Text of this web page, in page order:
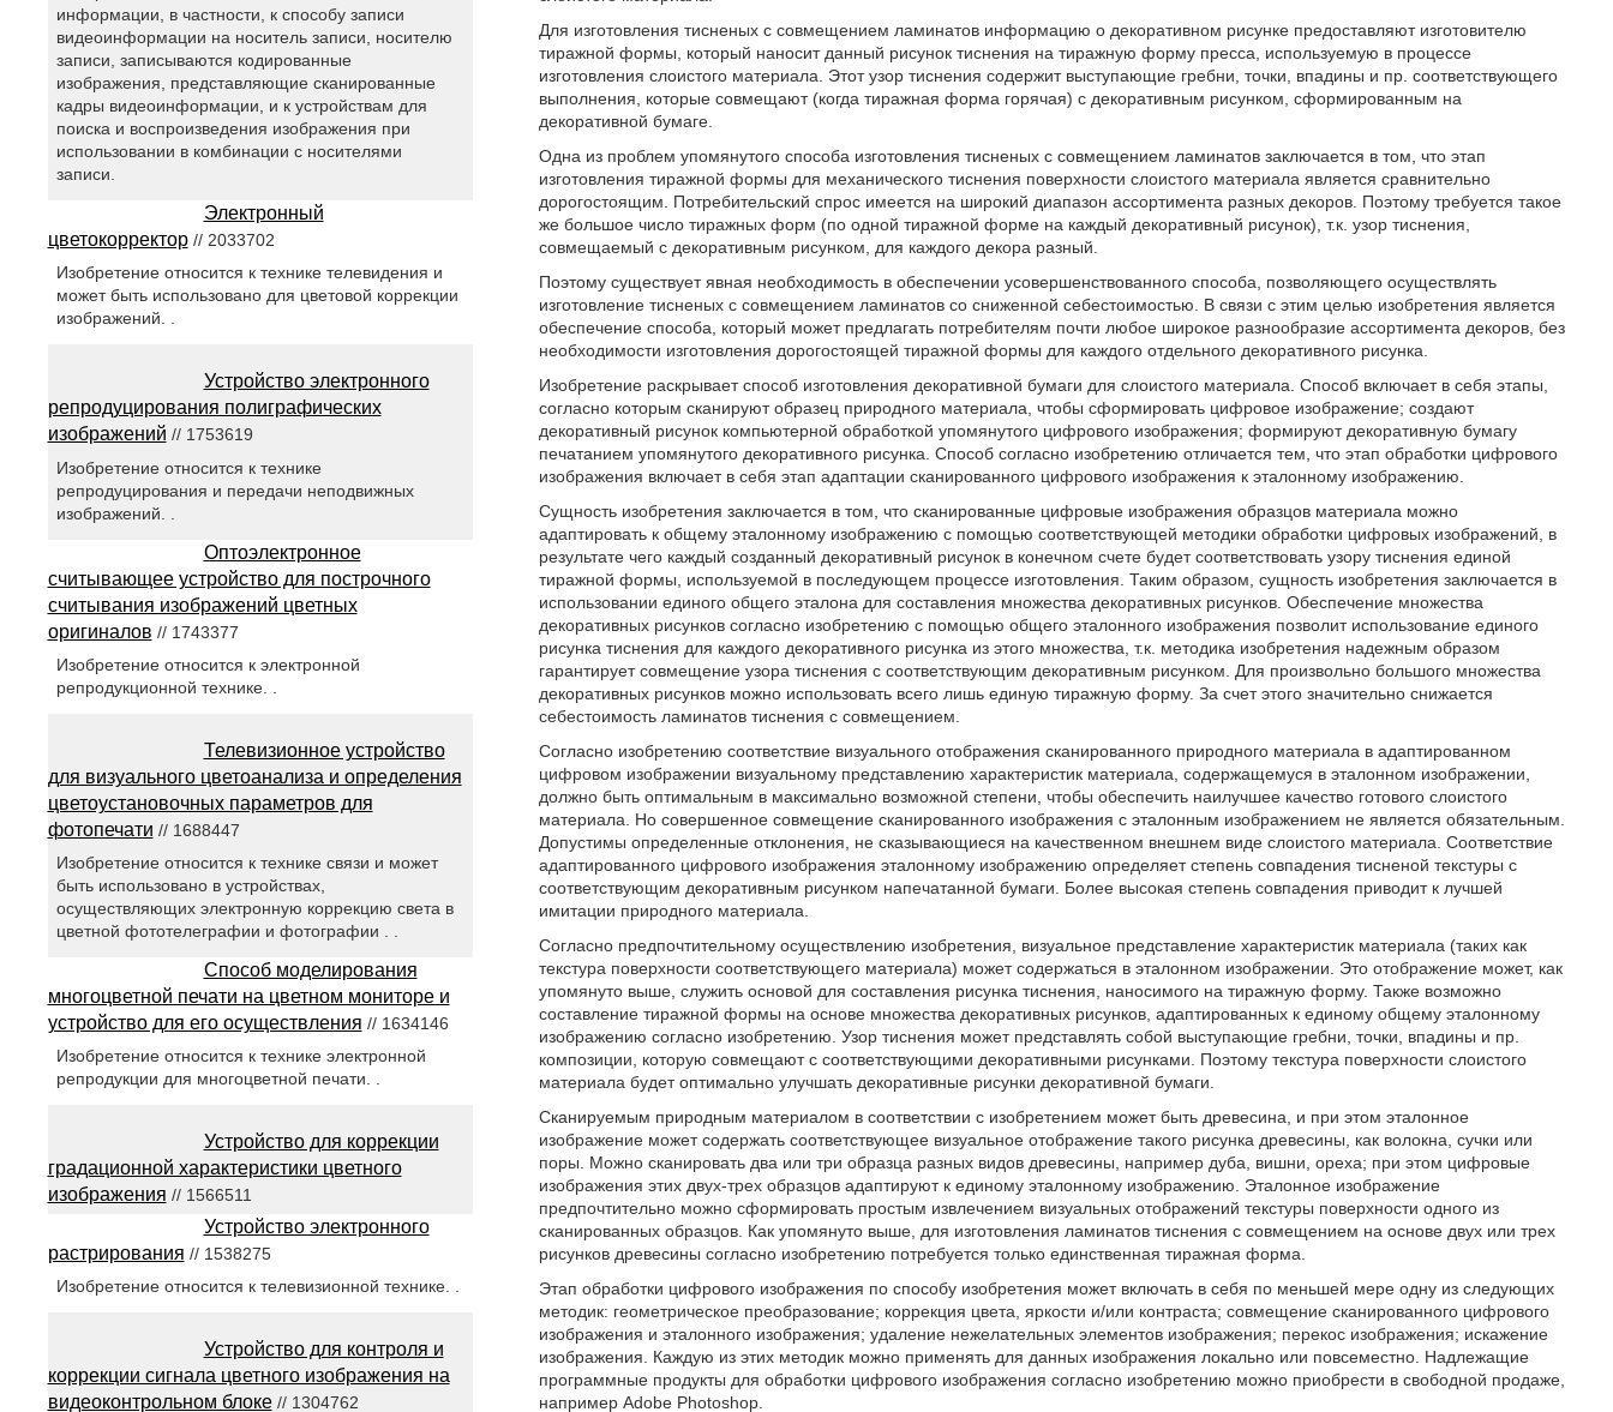
Для изготовления тисненых с совмещением ламинатов информацию о декоративном рисунке предоставляют изготовителю
тиражной формы, который наносит данный рисунок тиснения на тиражную форму пресса, используемую в процессе
изготовления слоистого материала. Этот узор тиснения содержит выступающие гребни, точки, впадины и пр. соответствующего
выполнения, которые совмещают (когда тиражная форма горячая) с декоративным рисунком, сформированным на
декоративной бумаге.
Одна из проблем упомянутого способа изготовления тисненых с совмещением ламинатов заключается в том, что этап
изготовления тиражной формы для механического тиснения поверхности слоистого материала является сравнительно
дорогостоящим. Потребительский спрос имеется на широкий диапазон ассортимента разных декоров. Поэтому требуется такое
же большое число тиражных форм (по одной тиражной форме на каждый декоративный рисунок), т.к. узор тиснения,
совмещаемый с декоративным рисунком, для каждого декора разный.
Поэтому существует явная необходимость в обеспечении усовершенствованного способа, позволяющего осуществлять
изготовление тисненых с совмещением ламинатов со сниженной себестоимостью. В связи с этим целью изобретения является
обеспечение способа, который может предлагать потребителям почти любое широкое разнообразие ассортимента декоров, без
необходимости изготовления дорогостоящей тиражной формы для каждого отдельного декоративного рисунка.
Изобретение раскрывает способ изготовления декоративной бумаги для слоистого материала. Способ включает в себя этапы,
согласно которым сканируют образец природного материала, чтобы сформировать цифровое изображение; создают
декоративный рисунок компьютерной обработкой упомянутого цифрового изображения; формируют декоративную бумагу
печатанием упомянутого декоративного рисунка. Способ согласно изобретению отличается тем, что этап обработки цифрового
изображения включает в себя этап адаптации сканированного цифрового изображения к эталонному изображению.
Сущность изобретения заключается в том, что сканированные цифровые изображения образцов материала можно
адаптировать к общему эталонному изображению с помощью соответствующей методики обработки цифровых изображений, в
результате чего каждый созданный декоративный рисунок в конечном счете будет соответствовать узору тиснения единой
тиражной формы, используемой в последующем процессе изготовления. Таким образом, сущность изобретения заключается в
использовании единого общего эталона для составления множества декоративных рисунков. Обеспечение множества
декоративных рисунков согласно изобретению с помощью общего эталонного изображения позволит использование единого
рисунка тиснения для каждого декоративного рисунка из этого множества, т.к. методика изобретения надежным образом
гарантирует совмещение узора тиснения с соответствующим декоративным рисунком. Для произвольно большого множества
декоративных рисунков можно использовать всего лишь единую тиражную форму. За счет этого значительно снижается
себестоимость ламинатов тиснения с совмещением.
Согласно изобретению соответствие визуального отображения сканированного природного материала в адаптированном
цифровом изображении визуальному представлению характеристик материала, содержащемуся в эталонном изображении,
должно быть оптимальным в максимально возможной степени, чтобы обеспечить наилучшее качество готового слоистого
материала. Но совершенное совмещение сканированного изображения с эталонным изображением не является обязательным.
Допустимы определенные отклонения, не сказывающиеся на качественном внешнем виде слоистого материала. Соответствие
адаптированного цифрового изображения эталонному изображению определяет степень совпадения тисненой текстуры с
соответствующим декоративным рисунком напечатанной бумаги. Более высокая степень совпадения приводит к лучшей
имитации природного материала.
Согласно предпочтительному осуществлению изобретения, визуальное представление характеристик материала (таких как
текстура поверхности соответствующего материала) может содержаться в эталонном изображении. Это отображение может, как
упомянуто выше, служить основой для составления рисунка тиснения, наносимого на тиражную форму. Также возможно
составление тиражной формы на основе множества декоративных рисунков, адаптированных к единому общему эталонному
изображению согласно изобретению. Узор тиснения может представлять собой выступающие гребни, точки, впадины и пр.
композиции, которую совмещают с соответствующими декоративными рисунками. Поэтому текстура поверхности слоистого
материала будет оптимально улучшать декоративные рисунки декоративной бумаги.
Сканируемым природным материалом в соответствии с изобретением может быть древесина, и при этом эталонное
изображение может содержать соответствующее визуальное отображение такого рисунка древесины, как волокна, сучки или
поры. Можно сканировать два или три образца разных видов древесины, например дуба, вишни, ореха; при этом цифровые
изображения этих двух-трех образцов адаптируют к единому эталонному изображению. Эталонное изображение
предпочтительно можно сформировать простым извлечением визуальных отображений текстуры поверхности одного из
сканированных образцов. Как упомянуто выше, для изготовления ламинатов тиснения с совмещением на основе двух или трех
рисунков древесины согласно изобретению потребуется только единственная тиражная форма.
Этап обработки цифрового изображения по способу изобретения может включать в себя по меньшей мере одну из следующих
методик: геометрическое преобразование; коррекция цвета, яркости и/или контраста; совмещение сканированного цифрового
изображения и эталонного изображения; удаление нежелательных элементов изображения; перекос изображения; искажение
изображения. Каждую из этих методик можно применять для данных изображения локально или повсеместно. Надлежащие
программные продукты для обработки цифрового изображения согласно изобретению можно приобрести в свободной продаже,
например Adobe Photoshop.
информации, в частности, к способу записи
видеоинформации на носитель записи, носителю
записи, записываются кодированные
изображения, представляющие сканированные
кадры видеоинформации, и к устройствам для
поиска и воспроизведения изображения при
использовании в комбинации с носителями
записи.
Электронный
цветокорректор// 2033702
Изобретение относится к технике телевидения и
может быть использовано для цветовой коррекции
изображений. .
Устройство электронного
репродуцирования полиграфических
изображений // 1753619
Изобретение относится к технике
репродуцирования и передачи неподвижных
изображений. .
Оптоэлектронное
считывающее устройство для построчного
считывания изображений цветных
оригиналов // 1743377
Изобретение относится к электронной
репродукционной технике. .
Телевизионное устройство
для визуального цветоанализа и определения
цветоустановочных параметров для
фотопечати // 1688447
Изобретение относится к технике связи и может
быть использовано в устройствах,
осуществляющих электронную коррекцию света в
цветной фототелеграфии и фотографии . .
Способ моделирования
многоцветной печати на цветном мониторе и
устройство для его осуществления // 1634146
Изобретение относится к технике электронной
репродукции для многоцветной печати. .
Устройство для коррекции
градационной характеристики цветного
изображения // 1566511
Устройство электронного
растрирования // 1538275
Изобретение относится к телевизионной технике. .
Устройство для контроля и
коррекции сигнала цветного изображения на
видеоконтрольном блоке// 1304762